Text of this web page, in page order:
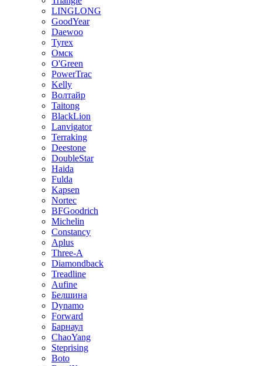
LINGLONG
GoodYear
Daewoo
Tyrex
Омск
O'Green
PowerTrac
Kelly
Волтайр
Taitong
BlackLion
Lanvigator
Terraking
Deestone
DoubleStar
Haida
Fulda
Kapsen
Nortec
BFGoodrich
Michelin
Constancy
Aplus
Three-A
Diamondback
Treadline
Aufine
Белшина
Dynamo
Forward
Барнаул
ChaoYang
Steprising
Boto